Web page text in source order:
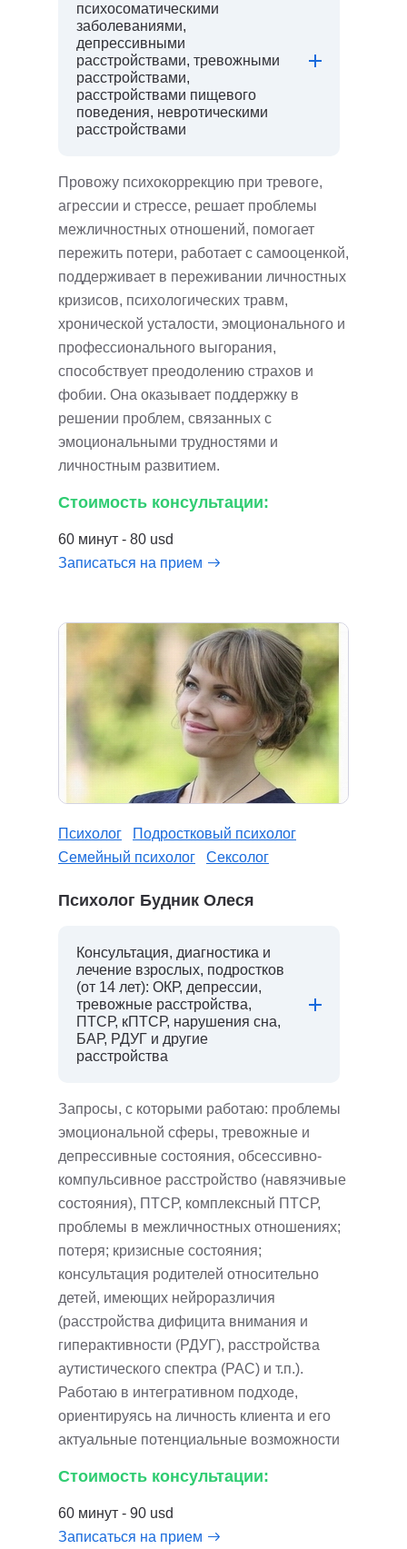
психосоматическими
заболеваниями,
депрессивными
расстройствами, тревожными
расстройствами,
расстройствами пищевого
поведения, невротическими
расстройствами
Провожу психокоррекцию при тревоге,
агрессии и стрессе, решает проблемы
межличностных отношений, помогает
пережить потери, работает с самооценкой,
поддерживает в переживании личностных
кризисов, психологических травм,
хронической усталости, эмоционального и
профессионального выгорания,
способствует преодолению страхов и
фобии. Она оказывает поддержку в
решении проблем, связанных с
эмоциональными трудностями и
личностным развитием.
Стоимость консультации:
60 минут - 80 usd
Записаться на прием
Психолог
Подростковый психолог
Семейный психолог
Сексолог
Психолог Будник Олеся
Консультация, диагностика и
лечение взрослых, подростков
(от 14 лет): ОКР, депрессии,
тревожные расстройства,
ПТСР, кПТСР, нарушения сна,
БАР, РДУГ и другие
расстройства
Запросы, с которыми работаю: проблемы
эмоциональной сферы, тревожные и
депрессивные состояния, обсессивно-
компульсивное расстройство (навязчивые
состояния), ПТСР, комплексный ПТСР,
проблемы в межличностных отношениях;
потеря; кризисные состояния;
консультация родителей относительно
детей, имеющих нейроразличия
(расстройства дифицита внимания и
гиперактивности (РДУГ), расстройства
аутистического спектра (РАС) и т.п.).
Работаю в интегративном подходе,
ориентируясь на личность клиента и его
актуальные потенциальные возможности
Стоимость консультации:
60 минут - 90 usd
Записаться на прием